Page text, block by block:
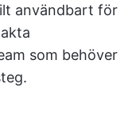
användbart för
som behöver